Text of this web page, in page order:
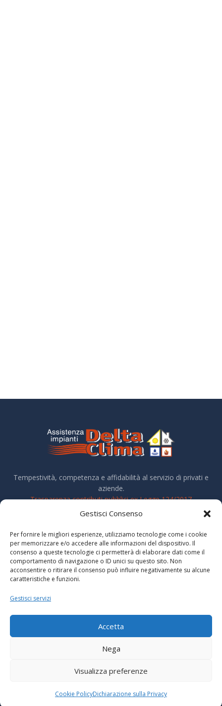
Gestisci Consenso
Per fornire le migliori esperienze, utilizziamo tecnologie come i cookie
per memorizzare e/o accedere alle informazioni del dispositivo. Il
consenso a queste tecnologie ci permetterà di elaborare dati come il
comportamento di navigazione o ID unici su questo sito. Non
acconsentire o ritirare il consenso può influire negativamente su alcune
caratteristiche e funzioni.
Gestisci servizi
Accetta
Nega
Visualizza preferenze
Cookie PolicyDichiarazione sulla Privacy
Tempestività, competenza e affidabilità al servizio di privati e
aziende.
Trasparenza contributi pubblici ex Legge 124/2017
Via Don Giovanni Corchia, 6
Langhirano (PR)